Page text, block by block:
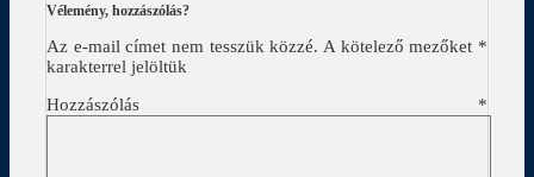
Vélemény, hozzászólás?
Az e-mail címet nem tesszük közzé. A kötelező mezőket *
karakterrel jelöltük
Hozzászólás *